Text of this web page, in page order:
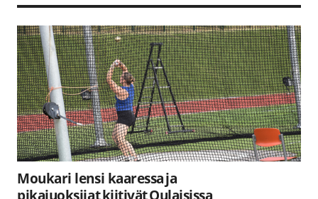
Moukari lensi kaaressa ja
pikajuoksijat kiitivät Oulaisissa